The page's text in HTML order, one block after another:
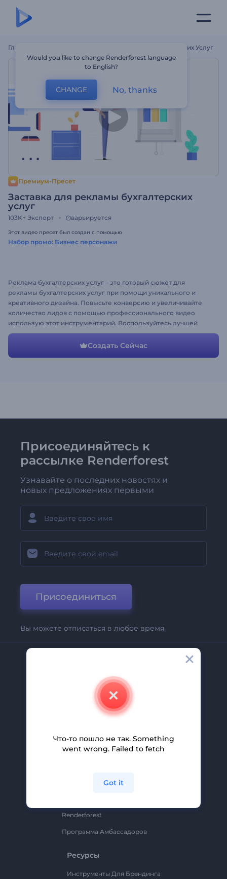
Главная Заставка Для Рекламы Бухгалтерских Услуг
Премиум-Пресет
Заставка для рекламы бухгалтерских
услуг
103K+ Экспорт варьируется
Этот видео пресет был создан с помощью
Набор промо: Бизнес персонажи
Реклама бухгалтерских услуг – это готовый сюжет для
рекламы бухгалтерских услуг при помощи уникального и
креативного дизайна. Повысьте конверсию и увеличивайте
количество лидов с помощью профессионального видео
использую этот инструментарий. Воспользуйтесь лучшей
рекламой для бизнеса уже сегодня!
Создать Сейчас
Присоединяйтесь к
рассылке Renderforest
Узнавайте о последних новостях и
новых предложениях первыми
Присоединиться
Вы можете отписаться в любое время
Свяжитесь С Нами
Партнерская Программа
Условия И Положения
Renderforest
Программа Амбассадоров
Ресурсы
Инструменты Для Брендинга
Would you like to change Renderforest language
to English?
CHANGE No, thanks
Что-то пошло не так. Something
went wrong. Failed to fetch
Got it